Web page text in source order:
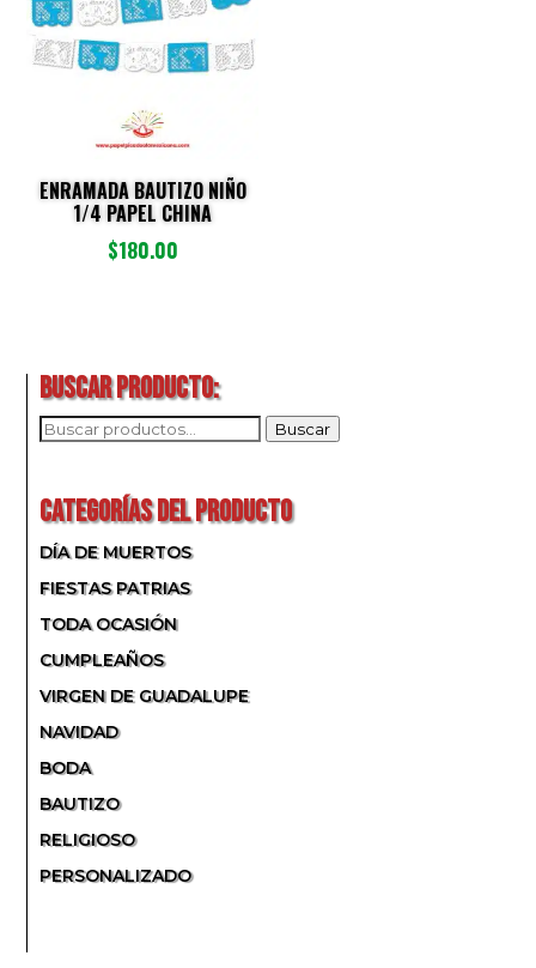
ENRAMADA BAUTIZO NIÑO
1/4 PAPEL CHINA
$180.00
BUSCAR PRODUCTO:
BUSCAR
Buscar
CATEGORÍAS DEL PRODUCTO
DÍA DE MUERTOS
FIESTAS PATRIAS
TODA OCASIÓN
CUMPLEAÑOS
VIRGEN DE GUADALUPE
NAVIDAD
BODA
BAUTIZO
RELIGIOSO
PERSONALIZADO